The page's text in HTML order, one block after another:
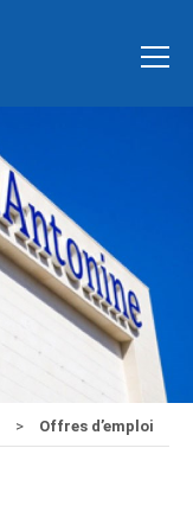
Offres d’emploi